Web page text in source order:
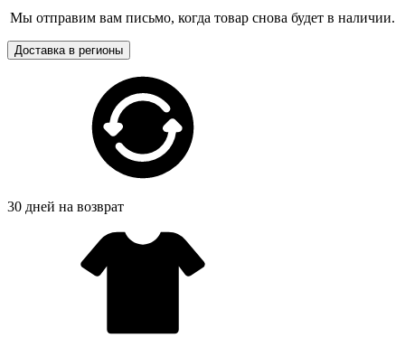
Мы отправим вам письмо, когда товар снова будет в наличии.
Доставка в регионы
30 дней на возврат